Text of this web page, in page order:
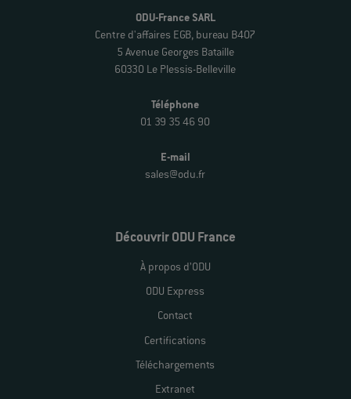
ODU-France SARL
Centre d'affaires EGB, bureau B407
5 Avenue Georges Bataille
60330 Le Plessis-Belleville
Téléphone
01 39 35 46 90
E-mail
sales@odu.fr
Découvrir ODU France
À propos d’ODU
ODU Express
Contact
Certifications
Téléchargements
Extranet